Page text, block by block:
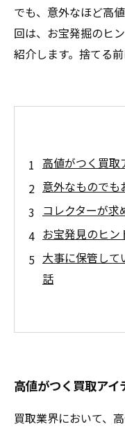
でも、意外なほど高
回は、お宝発掘のヒ
紹介します。捨てる
高値がつく買取
意外なものでも
コレクターが求
お宝発見のヒン
大事に保管して
話
高値がつく買取アイ
買取業界において、